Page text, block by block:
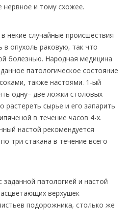
нервное и тому схожее.
некие случайные происшествия
в опухоль раковую, так что
болезнью. Народная медицина
патологическое состояние
также настоями. 1-ый
одну– две ложки столовых
растереть сырье и его запарить
в течение часов 4-х.
настой рекомендуется
три стакана в течение всего
патологией и настой
верхушек
подорожника, столько же